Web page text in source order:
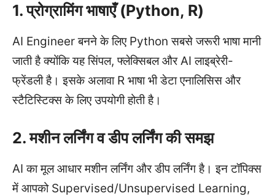
1. प्रोग्रामिंग भाषाएँ (Python, R)
AI Engineer बनने के लिए Python सबसे जरूरी भाषा मानी
जाती है क्योंकि यह सिंपल, फ्लेक्सिबल और AI लाइब्रेरी-
फ्रेंडली है। इसके अलावा R भाषा भी डेटा एनालिसिस और
स्टैटिस्टिक्स के लिए उपयोगी होती है।
2. मशीन लर्निंग व डीप लर्निंग की समझ
AI का मूल आधार मशीन लर्निंग और डीप लर्निंग है। इन टॉपिक्स
में आपको Supervised/Unsupervised Learning,